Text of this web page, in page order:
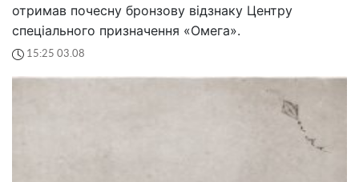
отримав почесну бронзову відзнаку Центру
спеціального призначення «Омега».
15:25 03.08